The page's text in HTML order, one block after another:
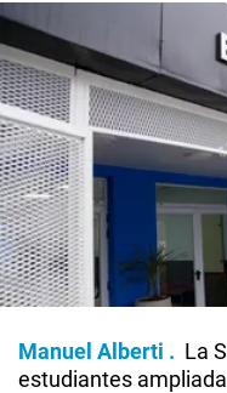
Manuel Alberti
La
estudiantes